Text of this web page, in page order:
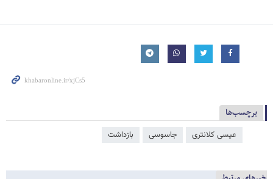
برچسب‌ها
عیسی کلانتری جاسوسی بازداشت